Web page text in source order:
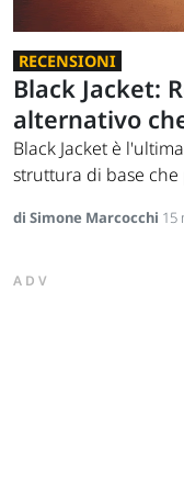
RECENSIONI
Black Jacket:
alternativo
Black Jacket è
struttura di base
di Simone Marcocchi 15
ADV